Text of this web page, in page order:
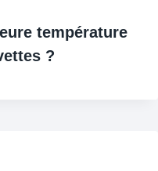
température
?